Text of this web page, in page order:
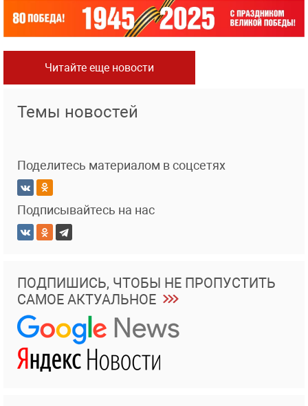
Читайте еще новости
Темы новостей
Поделитесь материалом в соцсетях
Подписывайтесь на нас
ПОДПИШИСЬ, ЧТОБЫ НЕ ПРОПУСТИТЬ
САМОЕ АКТУАЛЬНОЕ